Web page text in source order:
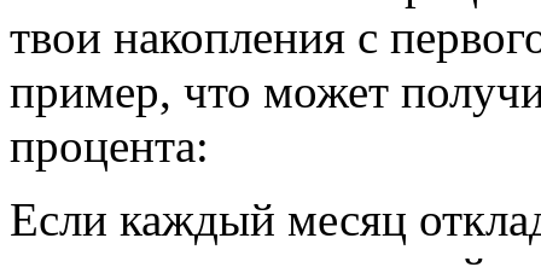
твои накопления с
пример, что может
процента:
Если каждый месяц